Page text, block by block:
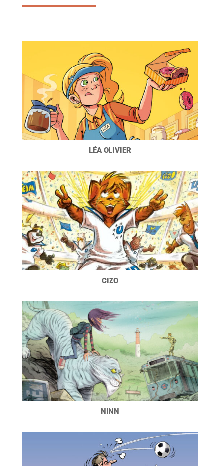
LÉA OLIVIER
CIZO
NINN